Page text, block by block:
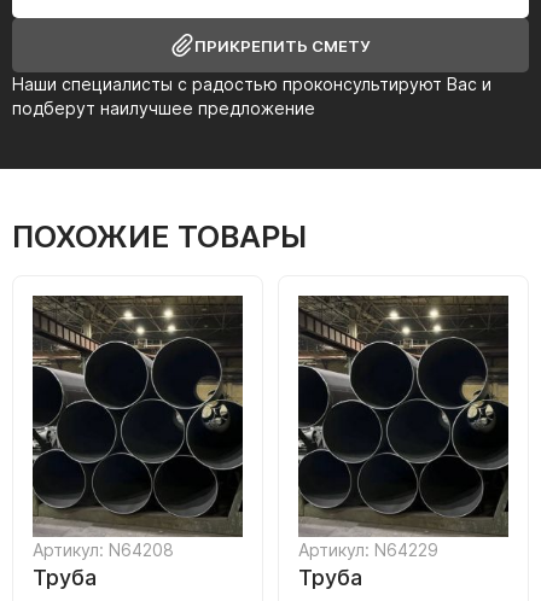
Наши специалисты с радостью проконсультируют Вас и
подберут наилучшее предложение
ПРИКРЕПИТЬ СМЕТУ
ПОХОЖИЕ ТОВАРЫ
Артикул: N64208
Труба
Артикул: N64229
Труба